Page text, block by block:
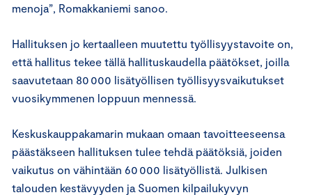
menoja”, Romakkaniemi sanoo.
Hallituksen jo kertaalleen muutettu työllisyystavoite on,
että hallitus tekee tällä hallituskaudella päätökset, joilla
saavutetaan 80 000 lisätyöllisen työllisyysvaikutukset
vuosikymmenen loppuun mennessä.
Keskuskauppakamarin mukaan omaan tavoitteeseensa
päästäkseen hallituksen tulee tehdä päätöksiä, joiden
vaikutus on vähintään 60 000 lisätyöllistä. Julkisen
talouden kestävyyden ja Suomen kilpailukyvyn